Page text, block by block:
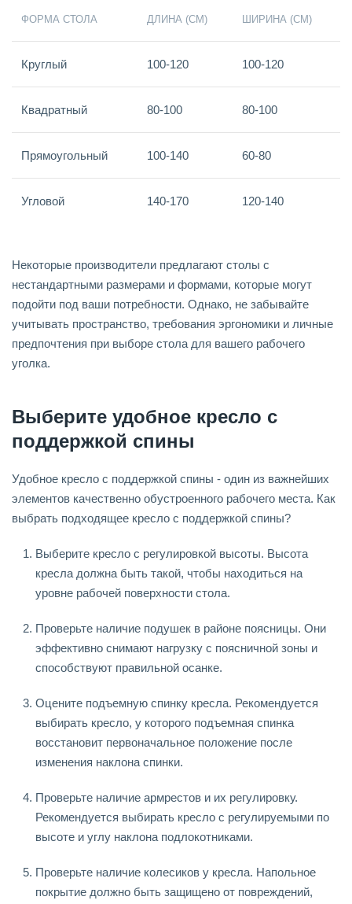
ФОРМА СТОЛА ДЛИНА (СМ) ШИРИНА (СМ)
Круглый 100-120 100-120
Квадратный 80-100 80-100
Прямоугольный 100-140 60-80
Угловой 140-170 120-140
Некоторые производители предлагают столы с
нестандартными размерами и формами, которые могут
подойти под ваши потребности. Однако, не забывайте
учитывать пространство, требования эргономики и личные
предпочтения при выборе стола для вашего рабочего
уголка.
Выберите удобное кресло с
поддержкой спины
Удобное кресло с поддержкой спины - один из важнейших
элементов качественно обустроенного рабочего места. Как
выбрать подходящее кресло с поддержкой спины?
Выберите кресло с регулировкой высоты. Высота
кресла должна быть такой, чтобы находиться на
уровне рабочей поверхности стола.
Проверьте наличие подушек в районе поясницы. Они
эффективно снимают нагрузку с поясничной зоны и
способствуют правильной осанке.
Оцените подъемную спинку кресла. Рекомендуется
выбирать кресло, у которого подъемная спинка
восстановит первоначальное положение после
изменения наклона спинки.
Проверьте наличие армрестов и их регулировку.
Рекомендуется выбирать кресло с регулируемыми по
высоте и углу наклона подлокотниками.
Проверьте наличие колесиков у кресла. Напольное
покрытие должно быть защищено от повреждений,